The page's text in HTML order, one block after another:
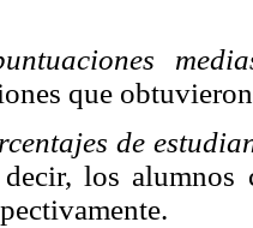
que
de
los alumnos